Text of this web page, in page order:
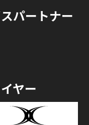
パートナー
ヤー